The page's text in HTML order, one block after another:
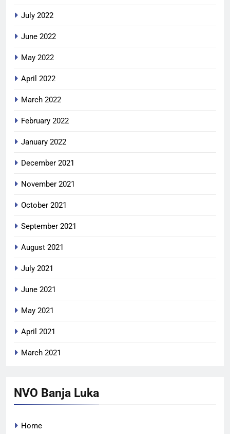
July 2022
June 2022
May 2022
April 2022
March 2022
February 2022
January 2022
December 2021
November 2021
October 2021
September 2021
August 2021
July 2021
June 2021
May 2021
April 2021
March 2021
NVO Banja Luka
Home